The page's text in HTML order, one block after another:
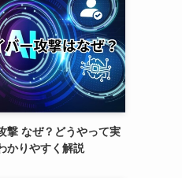
撃 なぜ？どうやって実
かりやすく解説